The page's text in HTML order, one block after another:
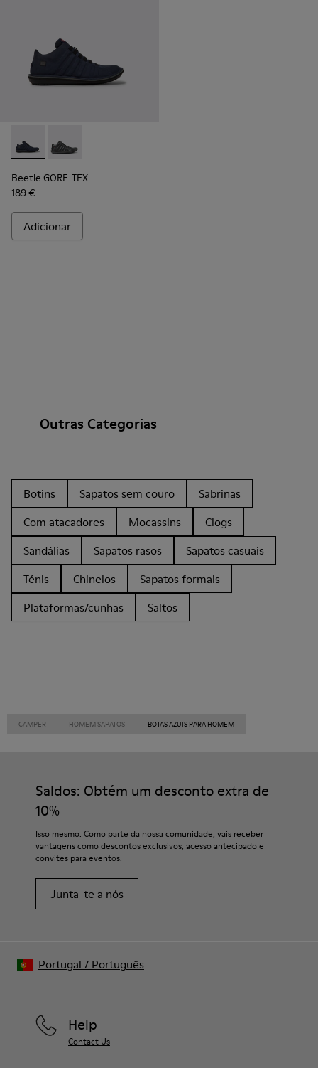
Beetle GORE-TEX - K300005-018 - Sapatilhas
Beetle GORE-TEX - K300005-023
Beetle GORE-TEX
189 €
Adicionar
Outras Categorias
Botins Sapatos sem couro
Sabrinas
Com atacadores
Mocassins
Clogs
Sandálias
Sapatos rasos
Sapatos casuais
Ténis
Chinelos
Sapatos formais
Plataformas/cunhas
Saltos
CAMPER HOMEM SAPATOS BOTAS AZUIS PARA HOMEM
Saldos: Obtém um desconto extra de
10%
Isso mesmo. Como parte da nossa comunidade, vais receber
vantagens como descontos exclusivos, acesso antecipado e
convites para eventos.
Junta-te a nós
Help
Contact Us
Portugal / Português